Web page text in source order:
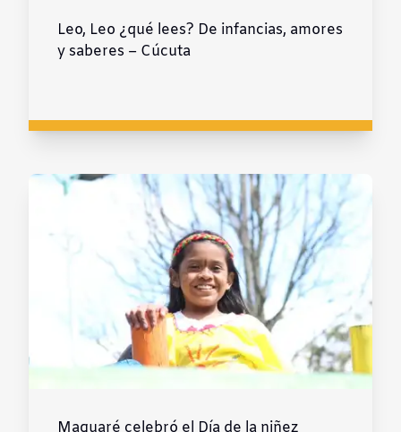
Leo, Leo ¿qué lees? De infancias, amores
y saberes – Cúcuta
Maguaré celebró el Día de la niñez